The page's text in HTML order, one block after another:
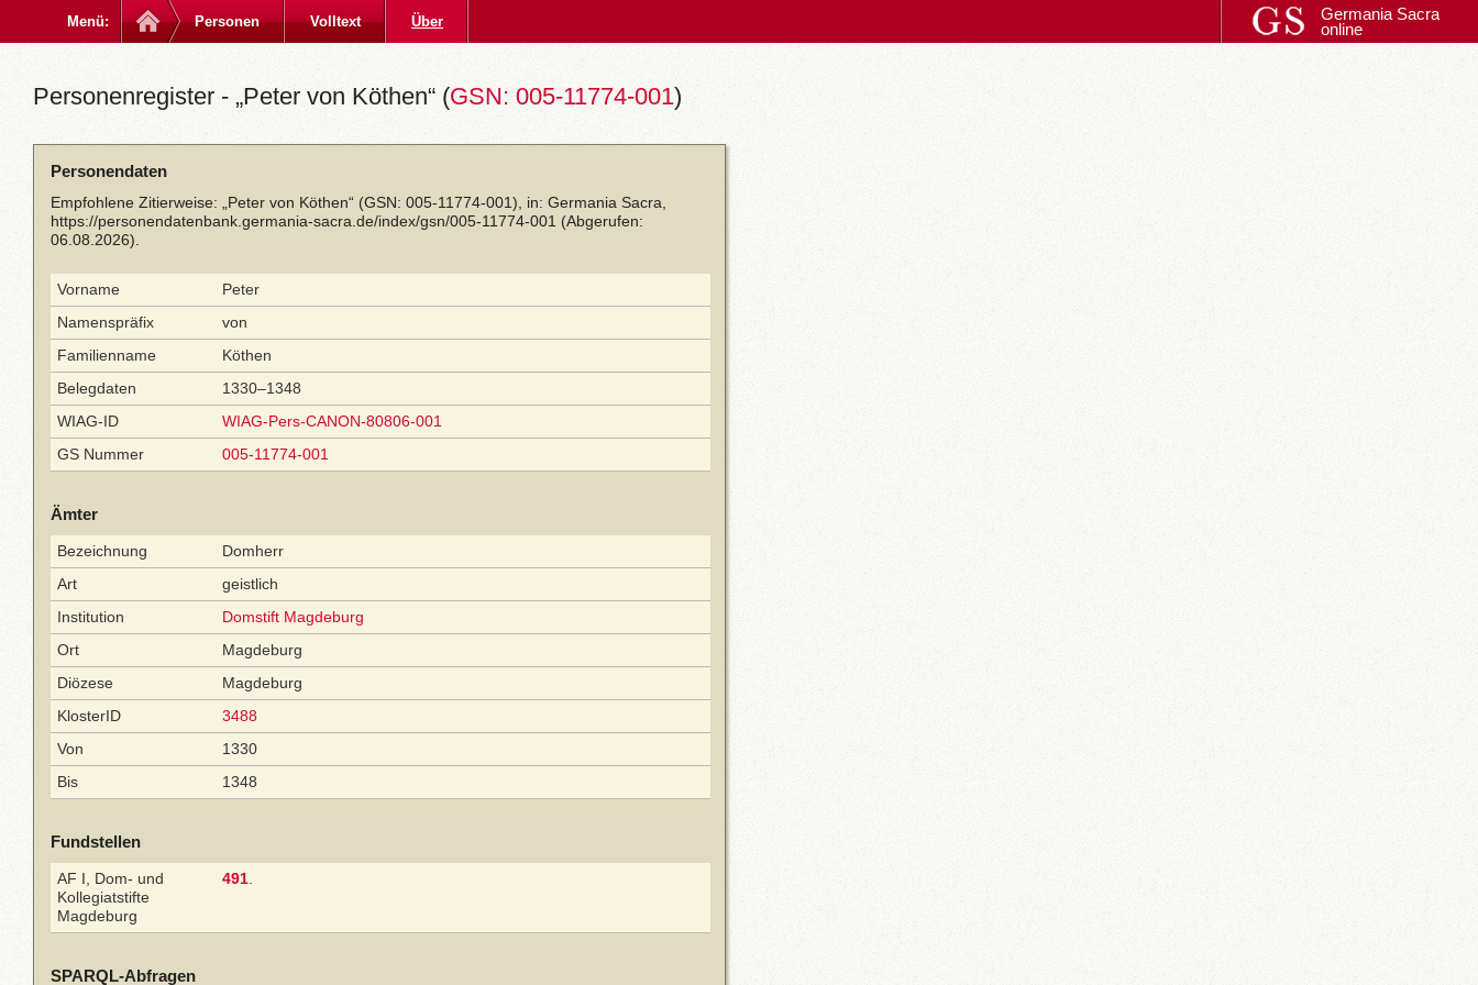
Menü: Personen Volltext Über
Germania Sacra
online
Personenregister - „Peter von Köthen“ (GSN: 005-11774-001)
Personendaten
Empfohlene Zitierweise: „Peter von Köthen“ (GSN: 005-11774-001), in: Germania Sacra,
https://personendatenbank.germania-sacra.de/index/gsn/005-11774-001 (Abgerufen:
06.08.2026).
Vorname
Peter
Namenspräfix
von
Familienname
Köthen
Belegdaten
1330–1348
WIAG-ID
WIAG-Pers-CANON-80806-001
GS Nummer
005-11774-001
Ämter
Bezeichnung
Domherr
Art
geistlich
Institution
Domstift Magdeburg
Ort
Magdeburg
Diözese
Magdeburg
KlosterID
3488
Von
1330
Bis
1348
Fundstellen
AF I, Dom- und
Kollegiatstifte
Magdeburg
491
SPARQL-Abfragen